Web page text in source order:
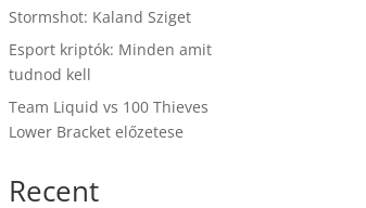
Stormshot: Kaland Sziget
Esport kriptók: Minden amit
tudnod kell
Team Liquid vs 100 Thieves
Lower Bracket előzetese
Recent